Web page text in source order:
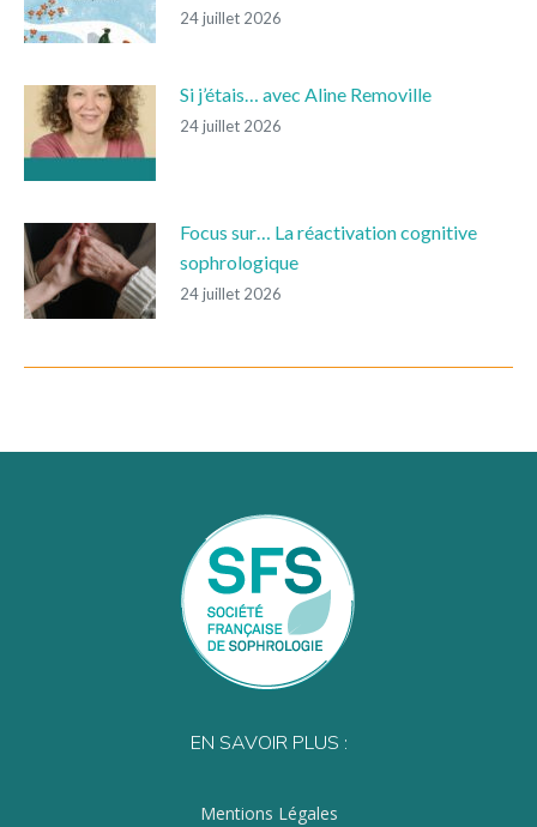
24 juillet 2026
Si j’étais… avec Aline Removille
24 juillet 2026
Focus sur… La réactivation cognitive
sophrologique
24 juillet 2026
EN SAVOIR PLUS :
Mentions Légales